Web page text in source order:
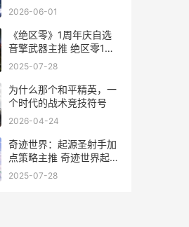
2026-06-01
《绝区零》1周年庆自选
音擎武器主推 绝区零1周
年什么时候
2025-07-28
为什么那个和平精英，一
个时代的战术竞技符号
2026-04-24
奇迹世界：起源圣射手加
点策略主推 奇迹世界起源
法师最佳加点方案
2025-07-28